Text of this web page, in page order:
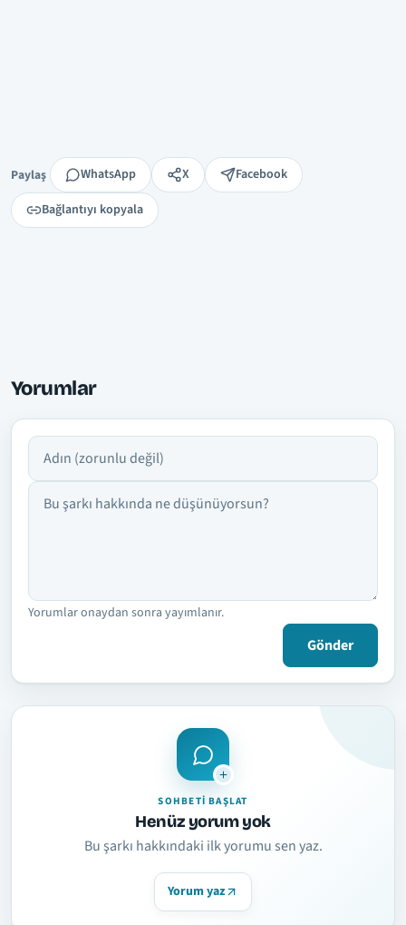
Paylaş
Paylaş WhatsApp X
Facebook
Bağlantıyı kopyala
Yorumlar
Adın
Yorumun
Yorumlar onaydan sonra yayımlanır.
Gönder
SOHBETI BAŞLAT
Henüz yorum yok
Bu şarkı hakkındaki ilk yorumu sen yaz.
Yorum yaz